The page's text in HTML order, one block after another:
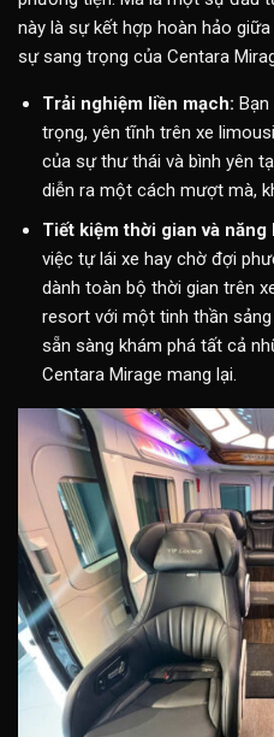
này là sự kết hợp hoàn hảo
sự sang trọng của Centara
Trải nghiệm liền mạch:
trọng, yên tĩnh trên xe
của sự thư thái và bình yên
diễn ra một cách mượt mà,
Tiết kiệm thời gian và năng
việc tự lái xe hay chờ đợi
dành toàn bộ thời gian trên
resort với một tinh thần
sẵn sàng khám phá tất cả
Centara Mirage mang lại.